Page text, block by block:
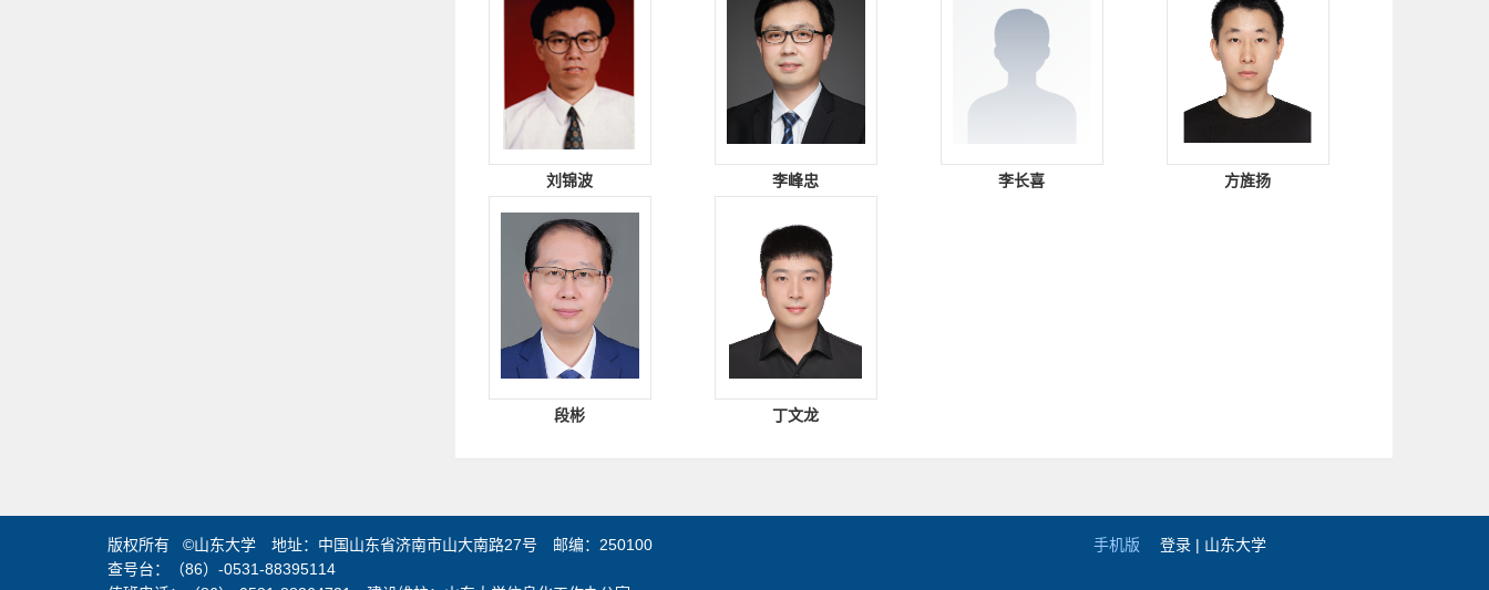
刘锦波 李峰忠 李长喜 方旌扬
段彬 丁文龙
版权所有 ©山东大学 地址：中国山东省济南市山大南路27号 邮编：250100
查号台：（86）-0531-88395114
手机版 登录 | 山东大学